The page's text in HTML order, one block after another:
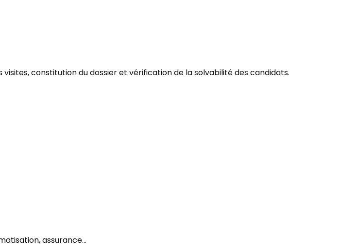
constitution du dossier et vérification de la solvabilité des candidats.
assurance…